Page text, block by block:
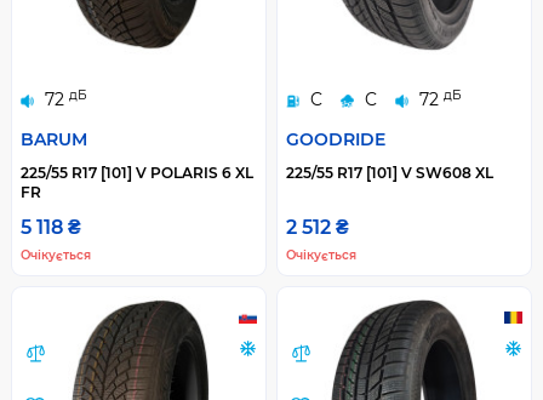
72 дБ
BARUM
225/55 R17 [101] V POLARIS 6 XL
FR
5 118 ₴
Очікується
C C 72 дБ
GOODRIDE
225/55 R17 [101] V SW608 XL
2 512 ₴
Очікується